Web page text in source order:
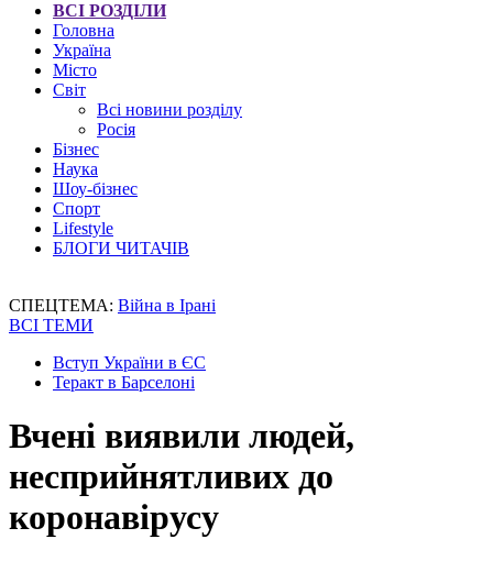
ВСІ РОЗДІЛИ
Головна
Україна
Місто
Світ
Всі новини розділу
Росія
Бізнес
Наука
Шоу-бізнес
Спорт
Lifestyle
БЛОГИ ЧИТАЧІВ
СПЕЦТЕМА: Війна в Ірані
ВСІ ТЕМИ
Вступ України в ЄС
Теракт в Барселоні
Вчені виявили людей,
несприйнятливих до
коронавірусу